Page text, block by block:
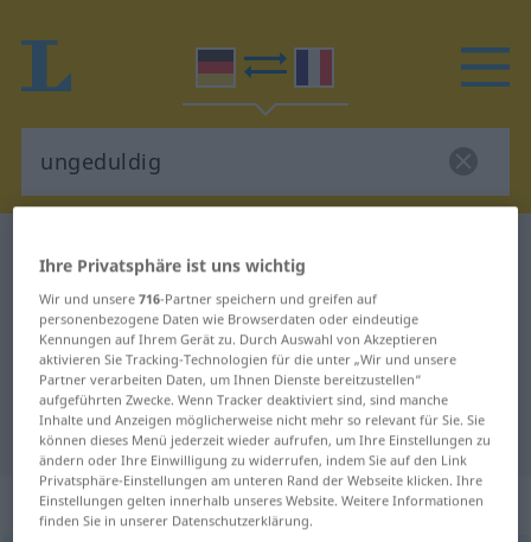
Deutsch-Französisch Übersetzung
für "ungeduldig"
"ungeduldig" Französisch
Übersetzung
„ungeduldig“: Adjektiv
Ihre Privatsphäre ist uns wichtig
Wir und unsere716-Partner speichern und greifen auf
personenbezogene Daten wie Browserdaten oder eindeutige
Kennungen auf Ihrem Gerät zu. Durch Auswahl von Akzeptieren
aktivieren Sie Tracking-Technologien für die unter „Wir und unsere
Partner verarbeiten Daten, um Ihnen Dienste bereitzustellen“
aufgeführten Zwecke. Wenn Tracker deaktiviert sind, sind manche
Inhalte und Anzeigen möglicherweise nicht mehr so relevant für Sie. Sie
können dieses Menü jederzeit wieder aufrufen, um Ihre Einstellungen zu
ändern oder Ihre Einwilligung zu widerrufen, indem Sie auf den Link
Privatsphäre-Einstellungen am unteren Rand der Webseite klicken. Ihre
Einstellungen gelten innerhalb unseres Website. Weitere Informationen
finden Sie in unserer Datenschutzerklärung.